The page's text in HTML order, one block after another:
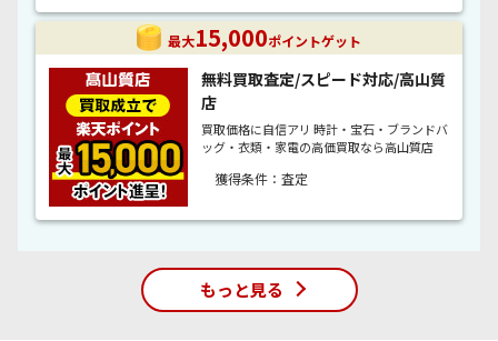
最大15,000ポイントゲット
無料買取査定/スピード対応/高山質
店
買取価格に自信アリ 時計・宝石・ブランドバ
ッグ・衣類・家電の高価買取なら高山質店
獲得条件：査定
もっと見る